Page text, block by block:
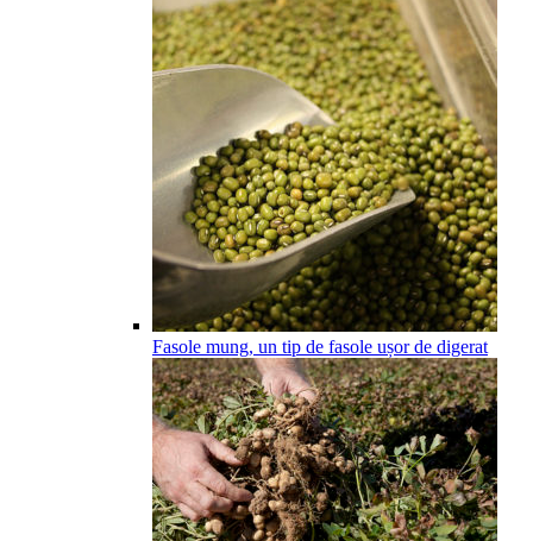
Fasole mung, un tip de fasole ușor de digerat